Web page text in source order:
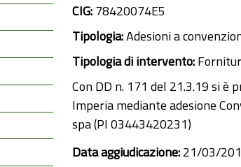
CIG:78420074E5
Tipologia:Adesioni a
Tipologia di intervento:
Con DD n. 171 del 21.3.19 si
Imperia mediante adesione
spa (PI 03443420231)
Data aggiudicazione:21/03/